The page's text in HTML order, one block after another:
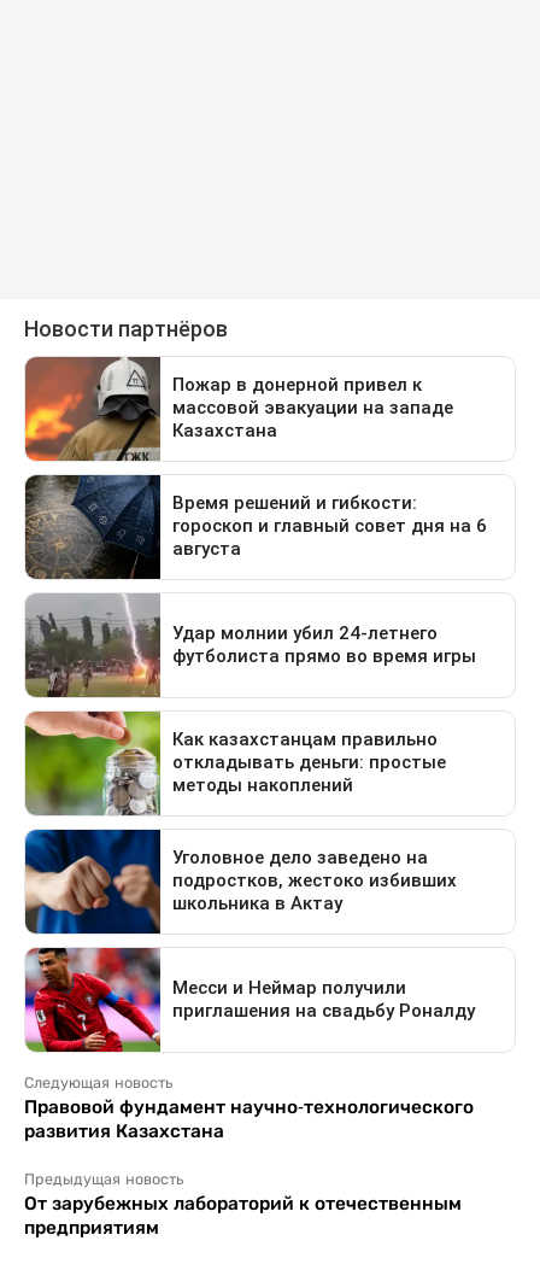
Следующая новость
Правовой фундамент научно-технологического
развития Казахстана
Предыдущая новость
От зарубежных лабораторий к отечественным
предприятиям